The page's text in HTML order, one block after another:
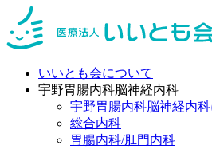
いいとも会について
宇野胃腸内科脳神経内科
宇野胃腸内科脳神経内
総合内科
胃腸内科/肛門内科